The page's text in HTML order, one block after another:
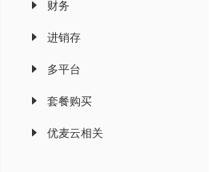
财务
进销存
多平台
套餐购买
优麦云相关